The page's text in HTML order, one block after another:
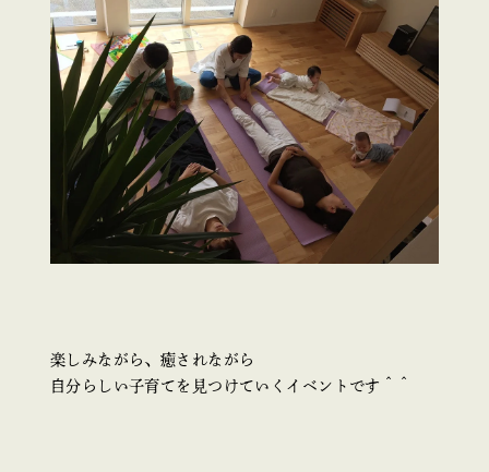
楽しみながら、癒されながら
自分らしい子育てを見つけていくイベントです＾＾